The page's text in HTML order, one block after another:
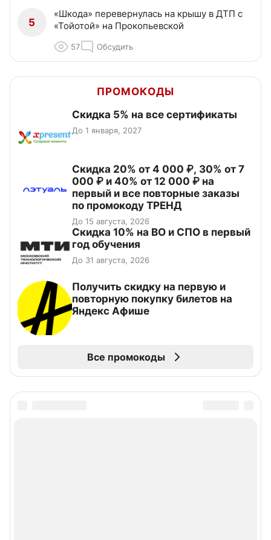
5
«Шкода» перевернулась на крышу в ДТП с
«Тойотой» на Прокопьевской
57 Обсудить
ПРОМОКОДЫ
Скидка 5% на все сертификаты
До 1 января, 2027
Скидка 20% от 4 000 ₽, 30% от 7
000 ₽ и 40% от 12 000 ₽ на
первый и все повторные заказы
по промокоду ТРЕНД
До 15 августа, 2026
Скидка 10% на ВО и СПО в первый
год обучения
До 31 августа, 2026
Получить скидку на первую и
повторную покупку билетов на
Яндекс Афише
Все промокоды